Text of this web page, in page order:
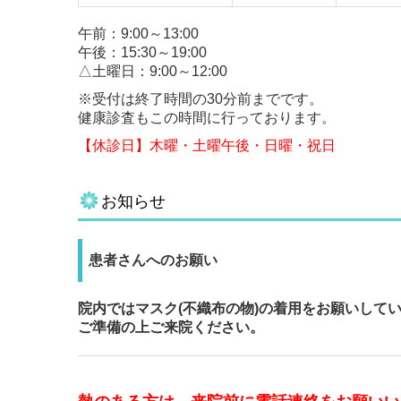
午前：9:00～13:00
午後：15:30～19:00
△土曜日： 9:00～12:00
※受付は終了時間の30分前までです。
健康診査もこの時間に行っております。
【休診日】 木曜・土曜午後・日曜・祝日
お知らせ
患者さんへのお願い
院内ではマスク(不織布の物)の着用をお願いして
ご準備の上ご来院ください。